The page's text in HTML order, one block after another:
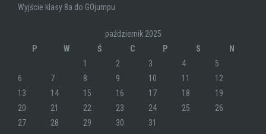
Wyjście klasy 8a do GOjumpu
październik 2025
P
W Ś C P S
N
1
2 3 4
5
6
7 8 9 10 11
12
13
14 15 16 17 18
19
20
21 22 23 24 25
26
27
28 29 30 31